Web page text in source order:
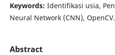
Keywords: Identifikasi usia,
Neural Network (CNN), OpenCV.
Abstract